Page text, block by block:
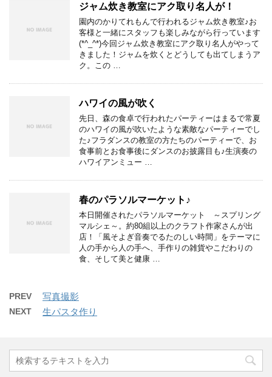
ジャム炊き教室にアク取り名人が！
園内のかりてれもんで行われるジャム炊き教室♪お
客様と一緒にスタッフも楽しみながら行っています
(*^_^*)今回ジャム炊き教室にアク取り名人がやって
きました！ジャムを炊くとどうしても出てしまうア
ク。この …
ハワイの風が吹く
先日、森の食卓で行われたパーティーはまるで常夏
のハワイの風が吹いたような素敵なパーティーでし
た♪フラダンスの教室の方たちのパーティーで、お
食事前とお食事後にダンスのお披露目も♪生演奏の
ハワイアンミュー …
春のパラソルマーケット♪
本日開催されたパラソルマーケット ～スプリング
マルシェ～。約80組以上のクラフト作家さんが出
店！「風そよぎ音奏でるたのしい時間」をテーマに
人の手から人の手へ、手作りの雑貨やこだわりの
食、そして美と健康 …
PREV 写真撮影
NEXT 生パスタ作り